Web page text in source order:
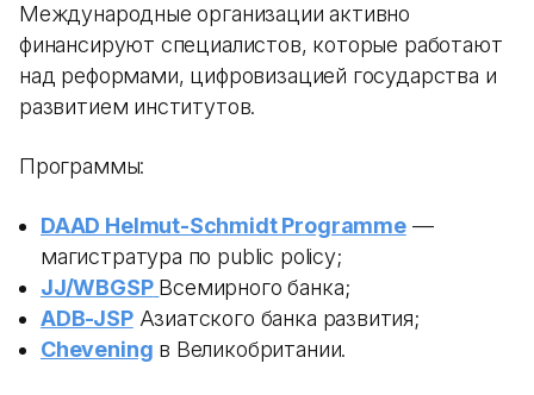
Международные организации активно
финансируют специалистов, которые работают
над реформами, цифровизацией государства и
развитием институтов.
Программы:
DAAD Helmut-Schmidt Programme—
магистратура по public policy;
JJ/WBGSP Всемирного банка;
ADB-JSPАзиатского банка развития;
Chevening в Великобритании.